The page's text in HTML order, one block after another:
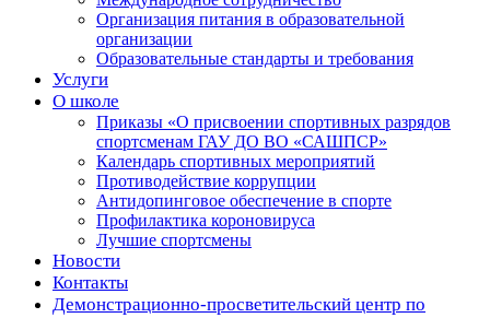
Организация питания в образовательной
организации
Образовательные стандарты и требования
Услуги
О школе
Приказы «О присвоении спортивных разрядов
спортсменам ГАУ ДО ВО «САШПСР»
Календарь спортивных мероприятий
Противодействие коррупции
Антидопинговое обеспечение в спорте
Профилактика короновируса
Лучшие спортсмены
Новости
Контакты
Демонстрационно-просветительский центр по